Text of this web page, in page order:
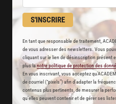
S'INSCRIRE
En tant que responsable de traitement,
de vous adresser des newsletters. Vous
cliquant sur le lien de désinscription présent
plus lanotre politique de protection des
En vous inscrivant, vous acceptez
de courriel (“pixels”) afin d’adapter la
contenus plus pertinents, de mesurer la
qu’elles peuvent contenir et de gérer ses